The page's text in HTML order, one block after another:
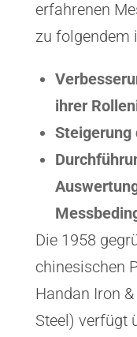
erfahrenen
zu folgendem
ihrer
Steigerung
Die 1958
chinesischen
Handan Iron
Steel) verfügt